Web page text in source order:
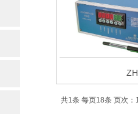
共1条 每页18条 页次：